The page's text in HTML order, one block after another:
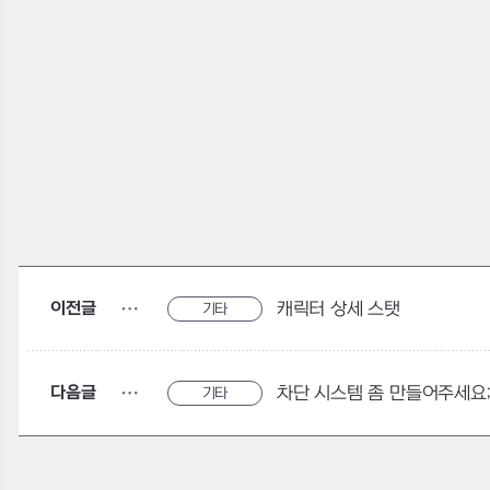
이전글 기타 캐릭터 상세 스탯
다음글 기타 차단 시스템 좀 만들어주세요